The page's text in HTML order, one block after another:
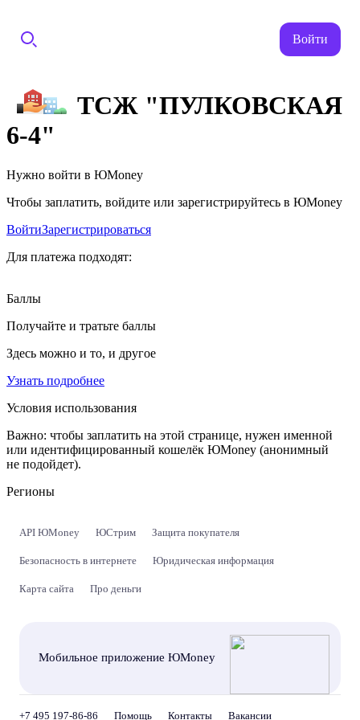
Войти
ТСЖ "ПУЛКОВСКАЯ
6-4"
Нужно войти в ЮMoney
Чтобы заплатить, войдите или зарегистрируйтесь в ЮMoney
ВойтиЗарегистрироваться
Для платежа подходят:
Баллы
Получайте и тратьте баллы
Здесь можно и то, и другое
Узнать подробнее
Условия использования
Важно: чтобы заплатить на этой странице, нужен именной
или идентифицированный кошелёк ЮMoney (анонимный
не подойдет).
Регионы
API ЮMoney ЮСтрим Защита покупателя
Безопасность в интернете Юридическая информация
Карта сайта Про деньги
Мобильное приложение ЮMoney
+7 495 197-86-86 Помощь Контакты Вакансии